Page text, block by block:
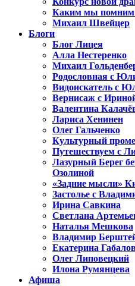
Каким мы помним
Михаил Швейцер
Блоги
Блог Лицея
Алла Нестеренко
Михаил
Родословная с
Видоискатель с
Вернисаж с
Валентина
Лариса Хенинен
Олег Гальченко
Культурный
Путешествуем с
Лазурный Берег
Озолиной
«Задние мысли»
Застолье с
Ирина Савкина
Светлана
Наталья Мешкова
Владимир
Екатерина
Олег Липовецкий
Илона Румянцева
Афиша